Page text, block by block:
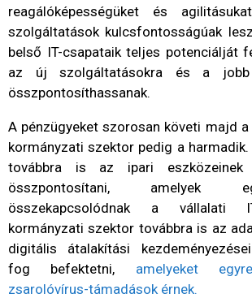
reagálóképességüket és
szolgáltatások kulcsfontosságúak
belső IT-csapataik teljes potenciálját
az új szolgáltatásokra és a jobb
összpontosíthassanak.
A pénzügyeket szorosan követi majd
kormányzati szektor pedig a
továbbra is az ipari eszközeinek
összpontosítani, amelyek
összekapcsolódnak a vállalati
kormányzati szektor továbbra is az
digitális átalakítási
fog befektetni, amelyeket
zsarolóvírus-támadások érnek.